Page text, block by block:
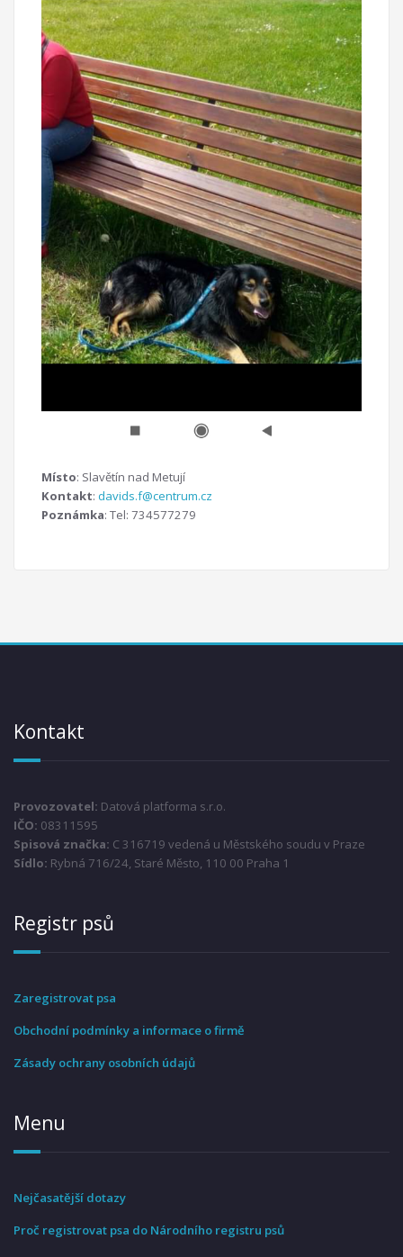
Místo: Slavětín nad Metují
Kontakt: davids.f@centrum.cz
Poznámka: Tel: 734577279
Kontakt
Provozovatel: Datová platforma s.r.o.
IČO: 08311595
Spisová značka: C 316719 vedená u Městského soudu v Praze
Sídlo: Rybná 716/24, Staré Město, 110 00 Praha 1
Registr psů
Zaregistrovat psa
Obchodní podmínky a informace o firmě
Zásady ochrany osobních údajů
Menu
Nejčasatější dotazy
Proč registrovat psa do Národního registru psů